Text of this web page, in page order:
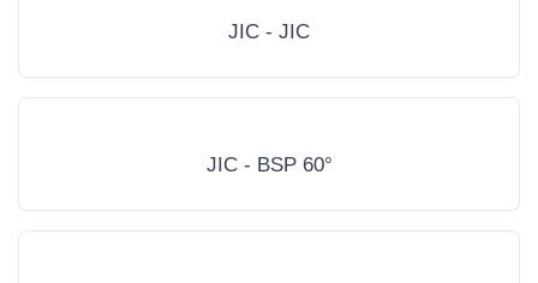
JIC - JIC
JIC - BSP 60°